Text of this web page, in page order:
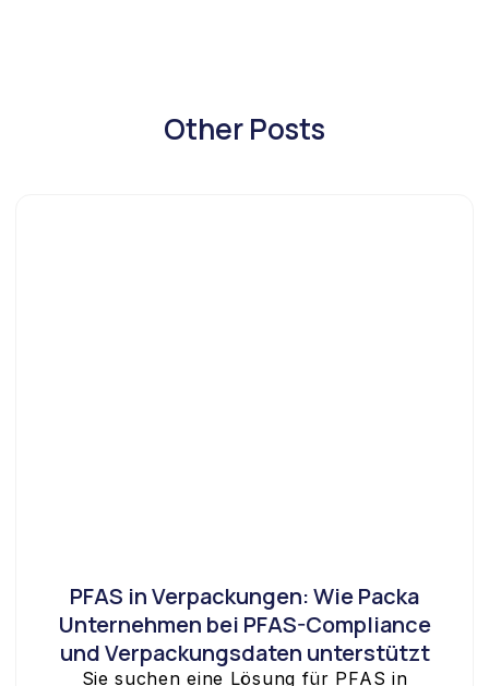
Other Posts
PFAS in Verpackungen: Wie Packa
Unternehmen bei PFAS-Compliance
und Verpackungsdaten unterstützt
Sie suchen eine Lösung für PFAS in